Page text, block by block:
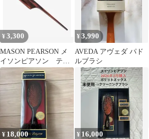
¥3,300
MASON PEARSON メ
イソンピアソン テイ
ルコーム
¥3,990
AVEDA アヴェダ パド
ルブラシ
¥ 18,000 ¥16,000